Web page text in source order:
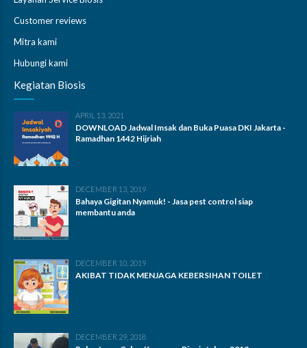
Customer reviews
Mitra kami
Hubungi kami
Kegiatan Biosis
APRIL 13, 2021
DOWNLOAD Jadwal Imsak dan Buka Puasa DKI Jakarta -
Ramadhan 1442 Hijriah
DECEMBER 13, 2019
Bahaya Gigitan Nyamuk! - Jasa pest control siap
membantu anda
DECEMBER 10, 2019
AKIBAT TIDAK MENJAGA KEBERSIHAN TOILET
DECEMBER 29, 2018